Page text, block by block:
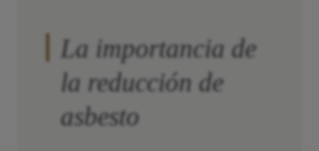
La importancia de
la reducción de
asbesto